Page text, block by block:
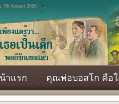
06 August 2026
าแรก คุณพ่อบอสโก คือ